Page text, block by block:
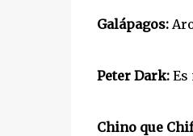
Galápagos:
Peter Dark:Es
Chino que